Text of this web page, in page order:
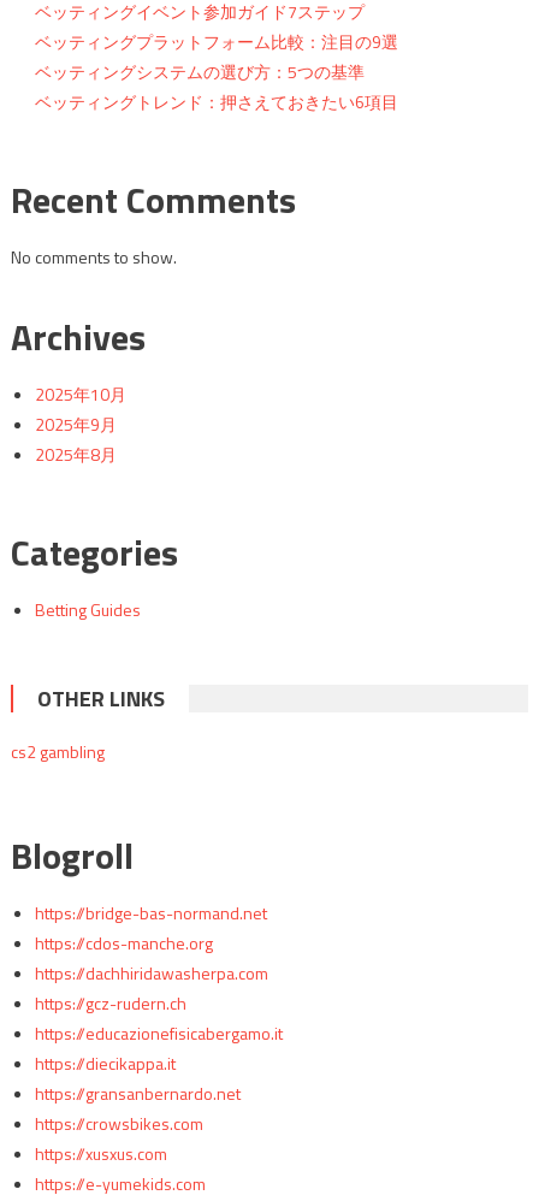
ー
シ
ョ
ベッティングイベント参加ガイド7ステップ
ベッティングプラットフォーム比較：注目の9選
ベッティングシステムの選び方：5つの基準
ベッティングトレンド：押さえておきたい6項目
Recent Comments
No comments to show.
Archives
2025年10月
2025年9月
2025年8月
Categories
Betting Guides
OTHER LINKS
cs2 gambling
Blogroll
https://bridge-bas-normand.net
https://cdos-manche.org
https://dachhiridawasherpa.com
https://gcz-rudern.ch
https://educazionefisicabergamo.it
https://diecikappa.it
https://gransanbernardo.net
https://crowsbikes.com
https://xusxus.com
https://e-yumekids.com